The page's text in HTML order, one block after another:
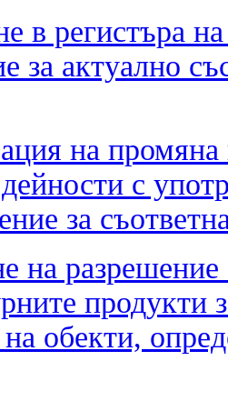
в регистъра
за актуално
на промяна
с
за
на
продукти
обекти,